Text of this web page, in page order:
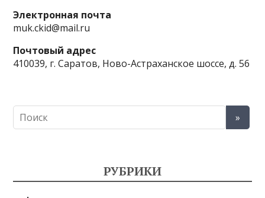
Электронная почта
muk.ckid@mail.ru
Почтовый адрес
410039, г. Саратов, Ново-Астраханское шоссе, д. 56
РУБРИКИ